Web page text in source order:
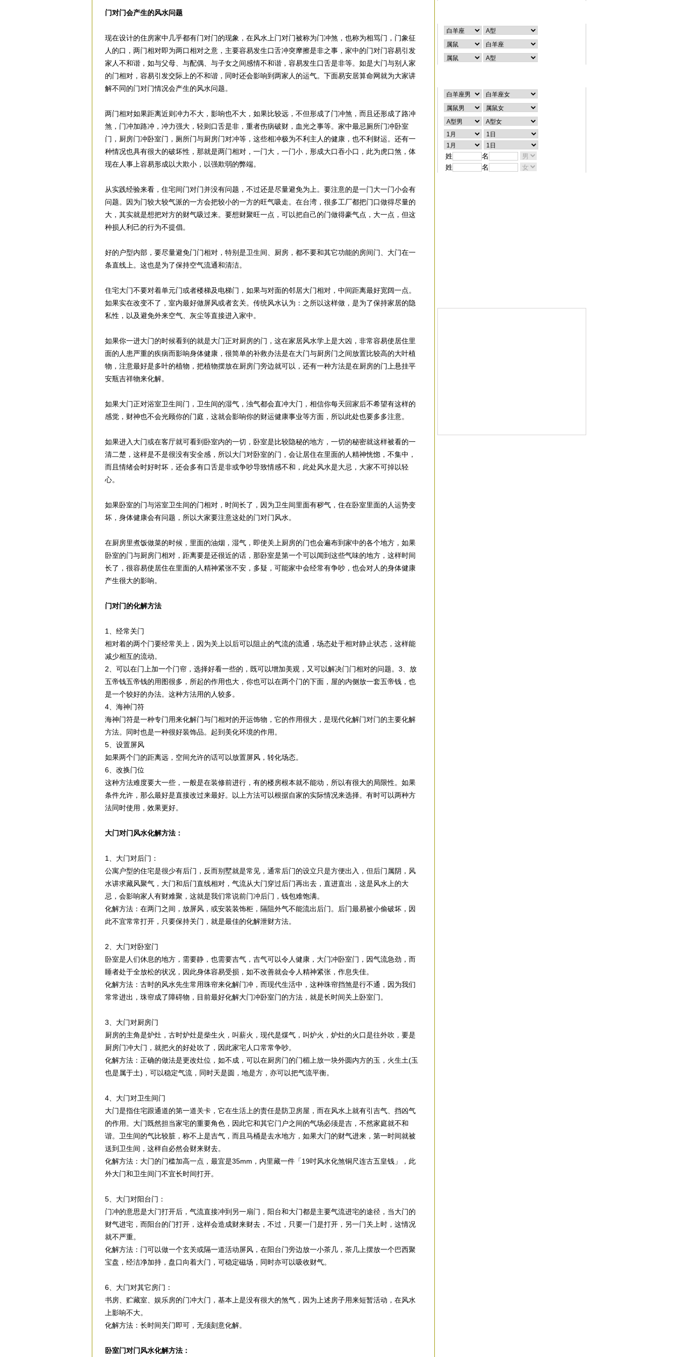
门对门会产生的风水问题
现在设计的住房家中几乎都有门对门的现象，在风水上门对门被称为门冲煞，也称为相骂门，门象征
人的口，两门相对即为两口相对之意，主要容易发生口舌冲突摩擦是非之事，家中的门对门容易引发
家人不和谐，如与父母、与配偶、与子女之间感情不和谐，容易发生口舌是非等。如是大门与别人家
的门相对，容易引发交际上的不和谐，同时还会影响到两家人的运气。下面易安居算命网就为大家讲
解不同的门对门情况会产生的风水问题。
两门相对如果距离近则冲力不大，影响也不大，如果比较远，不但形成了门冲煞，而且还形成了路冲
煞，门冲加路冲，冲力强大，轻则口舌是非，重者伤病破财，血光之事等。家中最忌厕所门冲卧室
门，厨房门冲卧室门，厕所门与厨房门对冲等，这些相冲极为不利主人的健康，也不利财运。还有一
种情况也具有很大的破坏性，那就是两门相对，一门大，一门小，形成大口吞小口，此为虎口煞，体
现在人事上容易形成以大欺小，以强欺弱的弊端。
从实践经验来看，住宅间门对门并没有问题，不过还是尽量避免为上。要注意的是一门大一门小会有
问题。因为门较大较气派的一方会把较小的一方的旺气吸走。在台湾，很多工厂都把门口做得尽量的
大，其实就是想把对方的财气吸过来。要想财聚旺一点，可以把自己的门做得豪气点，大一点，但这
种损人利己的行为不提倡。
好的户型内部，要尽量避免门门相对，特别是卫生间、厨房，都不要和其它功能的房间门、大门在一
条直线上。这也是为了保持空气流通和清洁。
住宅大门不要对着单元门或者楼梯及电梯门，如果与对面的邻居大门相对，中间距离最好宽阔一点。
如果实在改变不了，室内最好做屏风或者玄关。传统风水认为：之所以这样做，是为了保持家居的隐
私性，以及避免外来空气、灰尘等直接进入家中。
如果你一进大门的时候看到的就是大门正对厨房的门，这在家居风水学上是大凶，非常容易使居住里
面的人患严重的疾病而影响身体健康，很简单的补救办法是在大门与厨房门之间放置比较高的大叶植
物，注意最好是多叶的植物，把植物摆放在厨房门旁边就可以，还有一种方法是在厨房的门上悬挂平
安瓶吉祥物来化解。
如果大门正对浴室卫生间门，卫生间的湿气，浊气都会直冲大门，相信你每天回家后不希望有这样的
感觉，财神也不会光顾你的门庭，这就会影响你的财运健康事业等方面，所以此处也要多多注意。
如果进入大门或在客厅就可看到卧室内的一切，卧室是比较隐秘的地方，一切的秘密就这样被看的一
清二楚，这样是不是很没有安全感，所以大门对卧室的门，会让居住在里面的人精神恍惚，不集中，
而且情绪会时好时坏，还会多有口舌是非或争吵导致情感不和，此处风水是大忌，大家不可掉以轻
心。
如果卧室的门与浴室卫生间的门相对，时间长了，因为卫生间里面有秽气，住在卧室里面的人运势变
坏，身体健康会有问题，所以大家要注意这处的门对门风水。
在厨房里煮饭做菜的时候，里面的油烟，湿气，即使关上厨房的门也会遍布到家中的各个地方，如果
卧室的门与厨房门相对，距离要是还很近的话，那卧室是第一个可以闻到这些气味的地方，这样时间
长了，很容易使居住在里面的人精神紧张不安，多疑，可能家中会经常有争吵，也会对人的身体健康
产生很大的影响。
门对门的化解方法
1、经常关门
相对着的两个门要经常关上，因为关上以后可以阻止的气流的流通，场态处于相对静止状态，这样能
减少相互的流动。
2、可以在门上加一个门帘，选择好看一些的，既可以增加美观，又可以解决门门相对的问题。3、放
五帝钱五帝钱的用图很多，所起的作用也大，你也可以在两个门的下面，屋的内侧放一套五帝钱，也
是一个较好的办法。这种方法用的人较多。
4、海神门符
海神门符是一种专门用来化解门与门相对的开运饰物，它的作用很大，是现代化解门对门的主要化解
方法。同时也是一种很好装饰品。起到美化环境的作用。
5、设置屏风
如果两个门的距离远，空间允许的话可以放置屏风，转化场态。
6、改换门位
这种方法难度要大一些，一般是在装修前进行，有的楼房根本就不能动，所以有很大的局限性。如果
条件允许，那么最好是直接改过来最好。以上方法可以根据自家的实际情况来选择。有时可以两种方
法同时使用，效果更好。
大门对门风水化解方法：
1、大门对后门：
公寓户型的住宅是很少有后门，反而别墅就是常见，通常后门的设立只是方便出入，但后门属阴，风
水讲求藏风聚气，大门和后门直线相对，气流从大门穿过后门再出去，直进直出，这是风水上的大
忌，会影响家人有财难聚，这就是我们常说前门冲后门，钱包难饱满。
化解方法：在两门之间，放屏风，或安装装饰柜，隔阻外气不能流出后门。后门最易被小偷破坏，因
此不宜常常打开，只要保持关门，就是最佳的化解泄财方法。
2、大门对卧室门
卧室是人们休息的地方，需要静，也需要吉气，吉气可以令人健康，大门冲卧室门，因气流急劲，而
睡者处于全放松的状况，因此身体容易受损，如不改善就会令人精神紧张，作息失佳。
化解方法：古时的风水先生常用珠帘来化解门冲，而现代生活中，这种珠帘挡煞是行不通，因为我们
常常进出，珠帘成了障碍物，目前最好化解大门冲卧室门的方法，就是长时间关上卧室门。
3、大门对厨房门
厨房的主角是炉灶，古时炉灶是柴生火，叫薪火，现代是煤气，叫炉火，炉灶的火口是往外吹，要是
厨房门冲大门，就把火的好处吹了，因此家宅人口常常争吵。
化解方法：正确的做法是更改灶位，如不成，可以在厨房门的门楣上放一块外圆内方的玉，火生土(玉
也是属于土)，可以稳定气流，同时天是圆，地是方，亦可以把气流平衡。
4、大门对卫生间门
大门是指住宅跟通道的第一道关卡，它在生活上的责任是防卫房屋，而在风水上就有引吉气、挡凶气
的作用。大门既然担当家宅的重要角色，因此它和其它门户之间的气场必须是吉，不然家庭就不和
谐。卫生间的气比较脏，称不上是吉气，而且马桶是去水地方，如果大门的财气进来，第一时间就被
送到卫生间，这样自必然会财来财去。
化解方法：大门的门槛加高一点，最宜是35mm，内里藏一件「19吋风水化煞铜尺连古五皇钱」，此
外大门和卫生间门不宜长时间打开。
5、大门对阳台门：
门冲的意思是大门打开后，气流直接冲到另一扇门，阳台和大门都是主要气流进宅的途径，当大门的
财气进宅，而阳台的门打开，这样会造成财来财去，不过，只要一门是打开，另一门关上时，这情况
就不严重。
化解方法：门可以做一个玄关或隔一道活动屏风，在阳台门旁边放一小茶几，茶几上摆放一个巴西聚
宝盘，经洁净加持，盘口向着大门，可稳定磁场，同时亦可以吸收财气。
6、大门对其它房门：
书房、贮藏室、娱乐房的门冲大门，基本上是没有很大的煞气，因为上述房子用来短暂活动，在风水
上影响不大。
化解方法：长时间关门即可，无须刻意化解。
卧室门对门风水化解方法：
姓
名
姓
名